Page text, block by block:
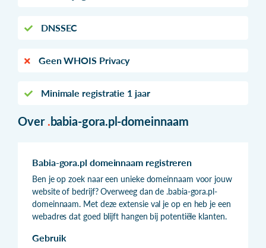
DNSSEC
Geen WHOIS Privacy
Minimale registratie 1 jaar
Over .babia-gora.pl-domeinnaam
Babia-gora.pl domeinnaam registreren
Ben je op zoek naar een unieke domeinnaam voor jouw
website of bedrijf? Overweeg dan de .babia-gora.pl-
domeinnaam. Met deze extensie val je op en heb je een
webadres dat goed blijft hangen bij potentiële klanten.
Gebruik